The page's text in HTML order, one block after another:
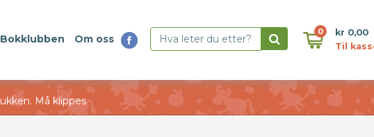
Bokklubben Om oss
0
kr 0,00
Til
Må klippes